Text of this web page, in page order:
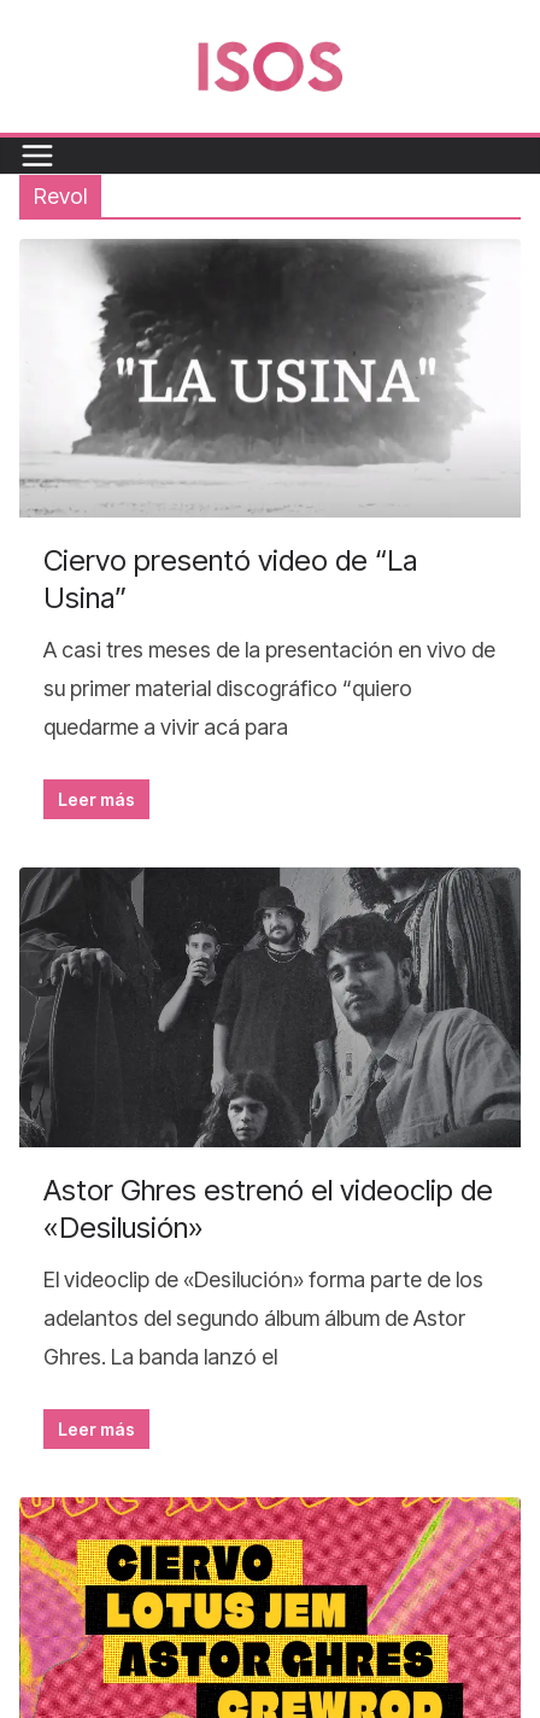
Revol
Ciervo presentó video de “La
Usina”
A casi tres meses de la presentación en vivo de
su primer material discográfico “quiero
quedarme a vivir acá para
Leer más
Astor Ghres estrenó el videoclip de
«Desilusión»
El videoclip de «Desilución» forma parte de los
adelantos del segundo álbum álbum de Astor
Ghres. La banda lanzó el
Leer más